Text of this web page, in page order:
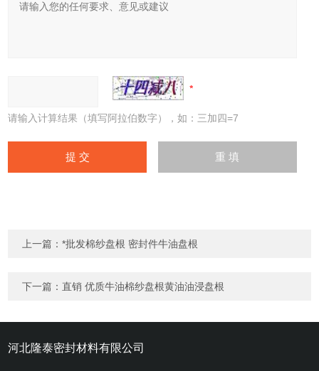
请输入计算结果（填写阿拉伯数字），如：三加四=7
上一篇：*批发棉纱盘根 密封件牛油盘根
下一篇：直销 优质牛油棉纱盘根黄油油浸盘根
河北隆泰密封材料有限公司